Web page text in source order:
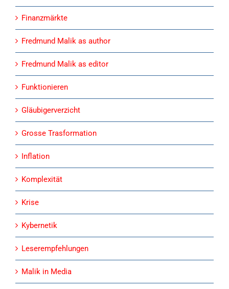
Finanzmärkte
Fredmund Malik as author
Fredmund Malik as editor
Funktionieren
Gläubigerverzicht
Grosse Trasformation
Inflation
Komplexität
Krise
Kybernetik
Leserempfehlungen
Malik in Media